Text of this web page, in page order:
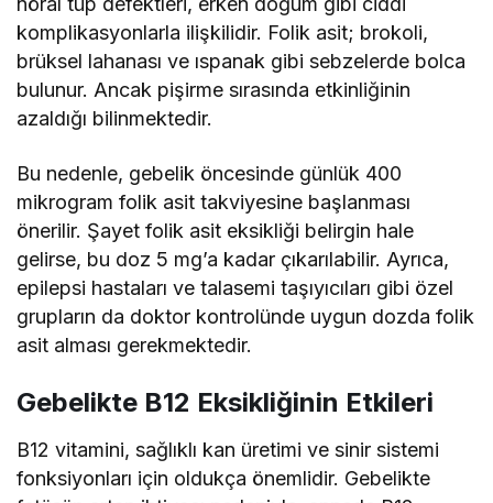
komplikasyonlarla ilişkilidir. Folik asit; brokoli,
brüksel lahanası ve ıspanak gibi sebzelerde bolca
bulunur. Ancak pişirme sırasında etkinliğinin
azaldığı bilinmektedir.
Bu nedenle, gebelik öncesinde günlük 400
mikrogram folik asit takviyesine başlanması
önerilir. Şayet folik asit eksikliği belirgin hale
gelirse, bu doz 5 mg’a kadar çıkarılabilir. Ayrıca,
epilepsi hastaları ve talasemi taşıyıcıları gibi özel
grupların da doktor kontrolünde uygun dozda folik
asit alması gerekmektedir.
Gebelikte B12 Eksikliğinin Etkileri
B12 vitamini, sağlıklı kan üretimi ve sinir sistemi
fonksiyonları için oldukça önemlidir. Gebelikte